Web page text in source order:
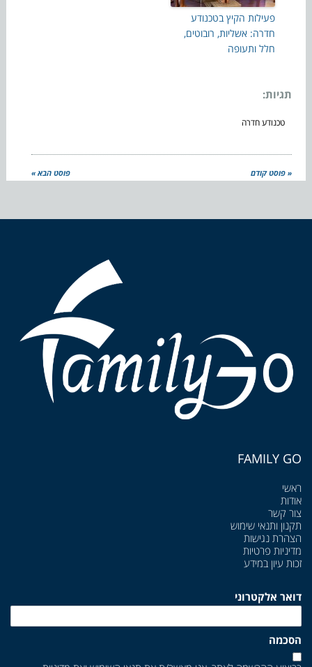
פעילות הקיץ בטכנודע
חדרה: אשליות, רובוטים,
חלל ותעופה
תגיות:
טכנודע חדרה
« פוסט קודם פוסט הבא »
FAMILY GO
ראשי
אודות
צור קשר
תקנון ותנאי שימוש
הצהרת נגישות
מדיניות פרטיות
זכות עיון במידע
דואר אלקטרוני
הסכמה